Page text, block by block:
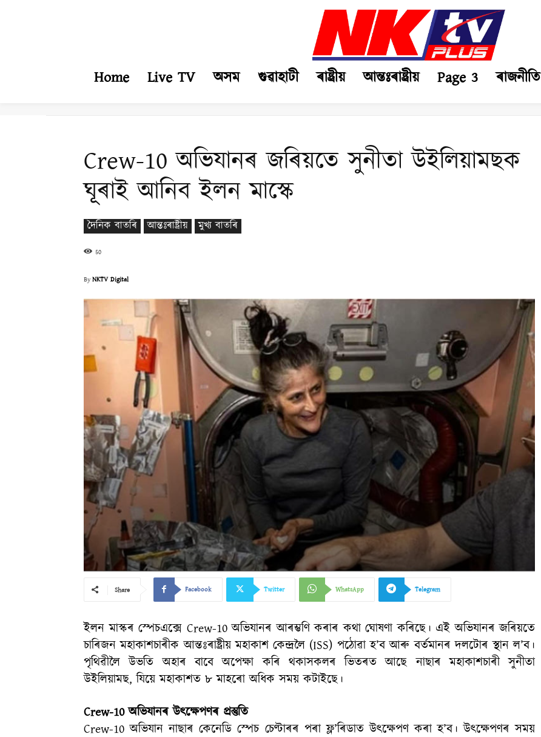
Home Live TV অসম গুৱাহাটী ৰাষ্ট্ৰীয় আন্তঃৰাষ্ট্ৰীয় Page 3 ৰাজনীতি
Crew-10 অভিযানৰ জৰিয়তে সুনীতা উইলিয়ামছক
ঘূৰাই আনিব ইলন মাস্কে
দৈনিক বাতৰি আন্তঃৰাষ্ট্ৰীয় মুখ্য বাতৰি
50
ByNKTV Digital
Share Facebook Twitter WhatsApp Telegram
ইলন মাস্কৰ স্পেচএক্সে Crew-10 অভিযানৰ আৰম্ভণি কৰাৰ কথা ঘোষণা কৰিছে। এই অভিযানৰ জৰিয়তে
চাৰিজন মহাকাশচাৰীক আন্তঃৰাষ্ট্ৰীয় মহাকাশ কেন্দ্ৰলৈ (ISS) পঠোৱা হ’ব আৰু বৰ্তমানৰ দলটোৰ স্থান ল’ব।
পৃথিৱীলৈ উভতি অহাৰ বাবে অপেক্ষা কৰি থকাসকলৰ ভিতৰত আছে নাছাৰ মহাকাশচাৰী সুনীতা
উইলিয়ামছ, যিয়ে মহাকাশত ৮ মাহৰো অধিক সময় কটাইছে।
Crew-10 অভিযানৰ উৎক্ষেপণৰ প্ৰস্তুতি
Crew-10 অভিযান নাছাৰ কেনেডি স্পেচ চেণ্টাৰৰ পৰা ফ্ল’ৰিডাত উৎক্ষেপণ কৰা হ’ব। উৎক্ষেপণৰ সময়